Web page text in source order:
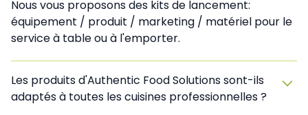
Nous vous proposons des kits de lancement:
équipement / produit / marketing / matériel pour le
service à table ou à l'emporter.
Les produits d'Authentic Food Solutions sont-ils
adaptés à toutes les cuisines professionnelles ?